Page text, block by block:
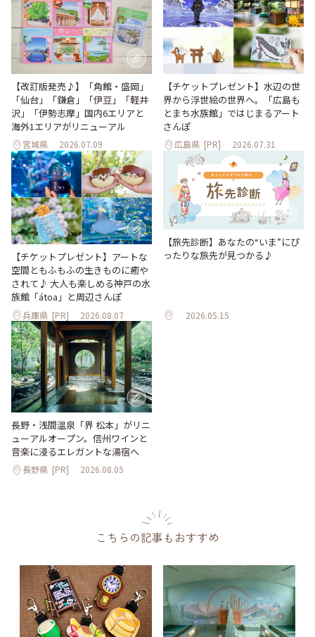
【改訂版発売♪】「角館・盛岡」
「仙台」「鎌倉」「伊豆」「軽井
沢」「伊勢志摩」国内6エリアと
海外1エリアがリニューアル
宮城県 2026.07.09
【チケットプレゼント】水辺の世
界から浮世絵の世界へ。「広島も
とまち水族館」ではじまるアート
さんぽ
広島県 [PR] 2026.07.31
【チケットプレゼント】アートな
空間ともふもふの生きものに癒や
されて♪ 大人も楽しめる神戸の水
族館「átoa」と周辺さんぽ
兵庫県 [PR] 2026.08.07
【旅先診断】あなたの“いま”にぴ
ったりな旅先が見つかる♪
2026.05.15
長野・浅間温泉「界 松本」がリニ
ューアルオープン。信州ワインと
音楽に浸るエレガントな湯宿へ
長野県 [PR] 2026.08.05
こちらの記事もおすすめ